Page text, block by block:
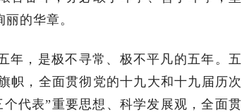
的华章。
年，是极不寻常、极不平凡的五年。五
帜，全面贯彻党的十九大和十九届历次
代表”重要思想、科学发展观，全面贯